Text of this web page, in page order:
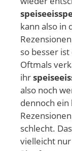
kann also in
so besser ist
Oftmals
ihr
also noch
dennoch ein
schlecht. Das
vielleicht